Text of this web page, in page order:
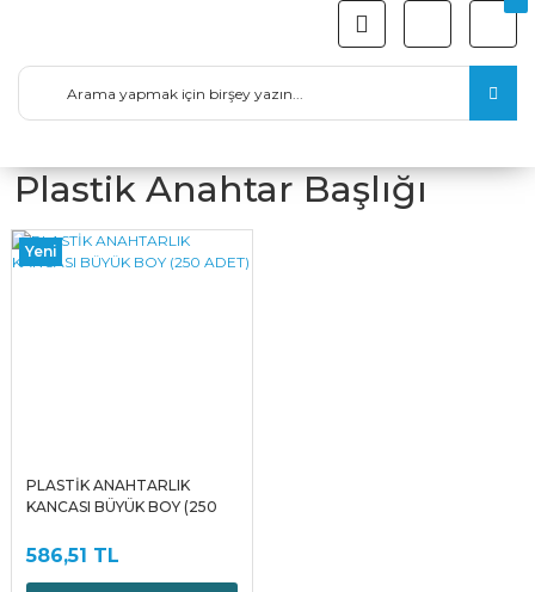
Plastik Anahtar Başlığı
Yeni
PLASTİK ANAHTARLIK
KANCASI BÜYÜK BOY (250
586,51 TL